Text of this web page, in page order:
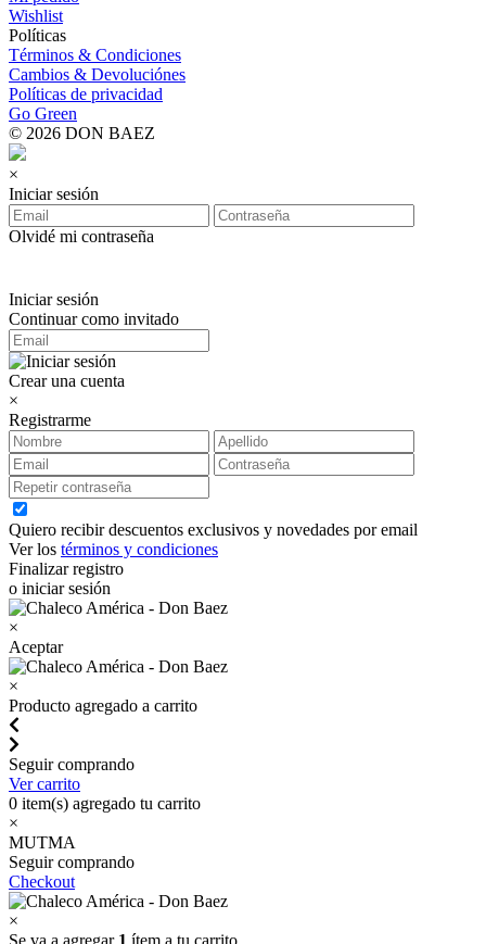
Wishlist
Políticas
Términos & Condiciones
Cambios & Devoluciónes
Políticas de privacidad
Go Green
© 2026 DON BAEZ
×
Iniciar sesión
Olvidé mi contraseña
Iniciar sesión
Continuar como invitado
Crear una cuenta
×
Registrarme
Quiero recibir descuentos exclusivos y novedades por email
Ver los términos y condiciones
Finalizar registro
o iniciar sesión
×
Aceptar
×
Producto agregado a carrito
Seguir comprando
Ver carrito
0 item(s) agregado tu carrito
×
MUTMA
Seguir comprando
Checkout
×